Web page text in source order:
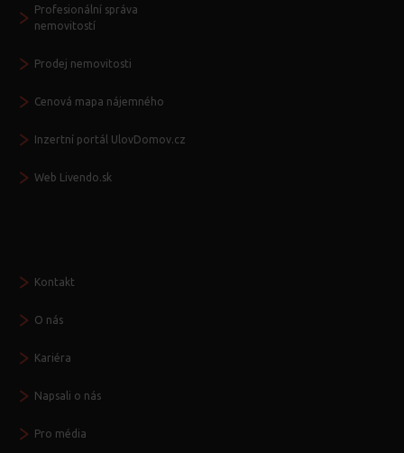
Profesionální správa
nemovitostí
Prodej nemovitosti
Cenová mapa nájemného
Inzertní portál UlovDomov.cz
Web Livendo.sk
Kontakt
O nás
Kariéra
Napsali o nás
Pro média